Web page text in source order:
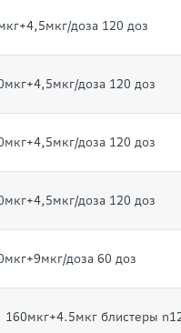
доза 120 доз
доза 120 доз
доза 120 доз
доза 120 доз
доза 60 доз
блистеры